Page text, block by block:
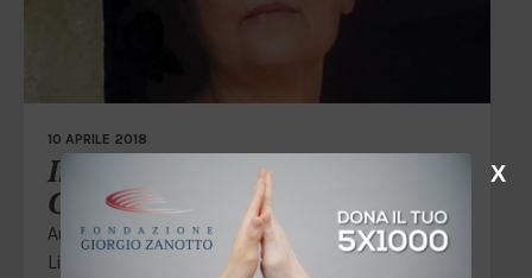
10 APRILE 2018
Incontro con Milly
Gualteroni
Autori,Solidarietà e sociale
Libri
,Milly Gualteroni
X